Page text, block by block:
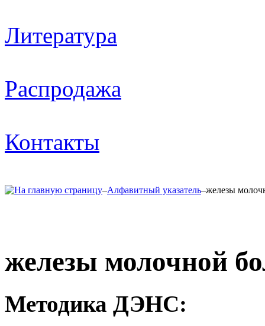
Литература
Распродажа
Контакты
–Алфавитный указатель–железы
железы молочной
Методика ДЭНС: